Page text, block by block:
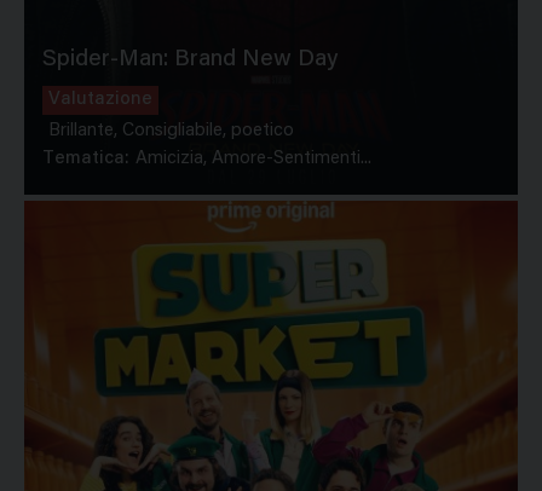
Spider-Man: Brand New Day
Valutazione
Brillante, Consigliabile, poetico
Tematica: Amicizia, Amore-Sentimenti...